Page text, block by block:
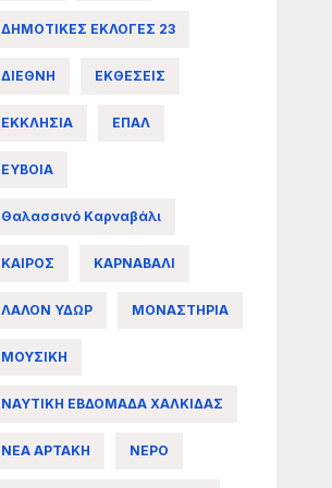
ΔΗΜΟΤΙΚΕΣ ΕΚΛΟΓΕΣ 23
ΔΙΕΘΝΗ ΕΚΘΕΣΕΙΣ
ΕΚΚΛΗΣΙΑ ΕΠΑΛ
ΕΥΒΟΙΑ
Θαλασσινό Καρναβάλι
ΚΑΙΡΟΣ ΚΑΡΝΑΒΑΛΙ
ΛΑΛΟΝ ΥΔΩΡ ΜΟΝΑΣΤΗΡΙΑ
ΜΟΥΣΙΚΗ
ΝΑΥΤΙΚΗ ΕΒΔΟΜΑΔΑ ΧΑΛΚΙΔΑΣ
ΝΕΑ ΑΡΤΑΚΗ ΝΕΡΟ